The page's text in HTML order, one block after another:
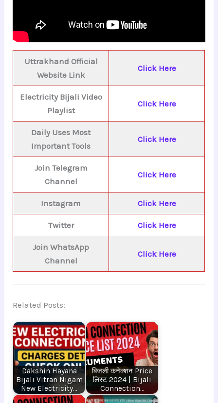
Uttrakhand Official
Website Link
Click Here
Electricity Bijali Video
Playlist
Click Here
Daily Uses Most
Important Tools
Click Here
Join Telegram
Channel
Click Here
Instagram Click Here
Twitter Click Here
Join WhatsApp
Channel
Click Here
Related Posts:
Dakshin Hayana
Bijali Vitran Nigam
New Electricity…
बिजली कनेक्शन Price
लिस्ट 2024 | Bijali
Connection…